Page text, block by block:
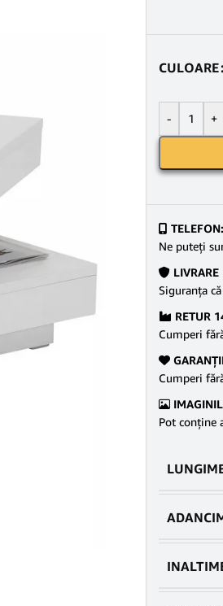
CULOARE
- +
Ne puteţi
Siguranţa
RETUR
Cumperi
Cumperi
Pot conține